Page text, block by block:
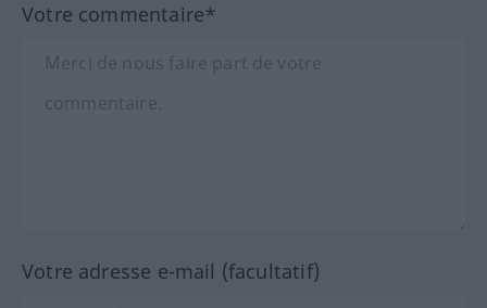
Votre commentaire*
Votre adresse e-mail (facultatif)